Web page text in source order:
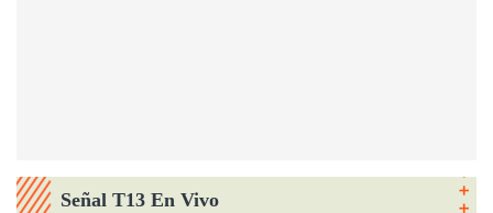
Señal T13 En Vivo